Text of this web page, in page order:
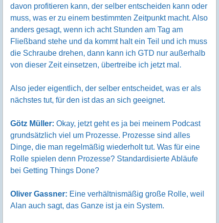
davon profitieren kann, der selber entscheiden kann oder
muss, was er zu einem bestimmten Zeitpunkt macht. Also
anders gesagt, wenn ich acht Stunden am Tag am
Fließband stehe und da kommt halt ein Teil und ich muss
die Schraube drehen, dann kann ich GTD nur außerhalb
von dieser Zeit einsetzen, übertreibe ich jetzt mal.
Also jeder eigentlich, der selber entscheidet, was er als
nächstes tut, für den ist das an sich geeignet.
Götz Müller: Okay, jetzt geht es ja bei meinem Podcast
grundsätzlich viel um Prozesse. Prozesse sind alles
Dinge, die man regelmäßig wiederholt tut. Was für eine
Rolle spielen denn Prozesse? Standardisierte Abläufe
bei Getting Things Done?
Oliver Gassner: Eine verhältnismäßig große Rolle, weil
Alan auch sagt, das Ganze ist ja ein System.